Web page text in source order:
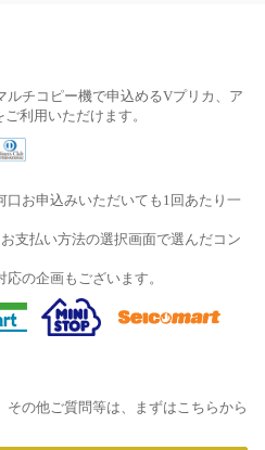
ルチコピー機で申込めるVプリカ、ア
利用いただけます。
口お申込みいただいても1回あたり一
支払い方法の選択画面で選んだコン
の企画もございます。
の他ご質問等は、まずはこちらから